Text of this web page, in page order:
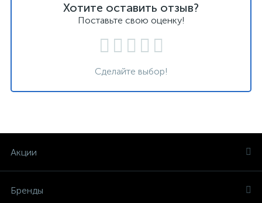
Хотите оставить отзыв?
Поставьте свою оценку!
Сделайте выбор!
Акции
Бренды